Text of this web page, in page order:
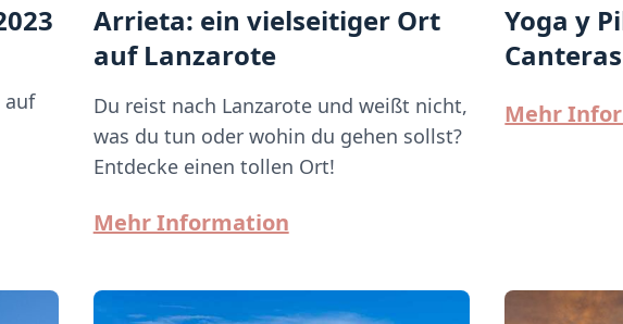
auf
Arrieta: ein vielseitiger Ort
auf Lanzarote
Du reist nach Lanzarote und weißt nicht,
was du tun oder wohin du gehen sollst?
Entdecke einen tollen Ort!
Mehr Information
Yoga y
Canteras
Mehr